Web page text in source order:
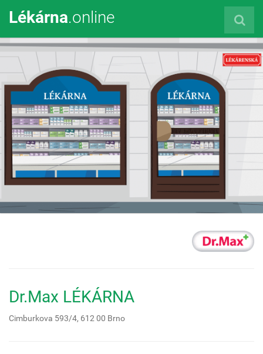
Lékárna.online
Dr.Max LÉKÁRNA
Cimburkova 593/4, 612 00 Brno